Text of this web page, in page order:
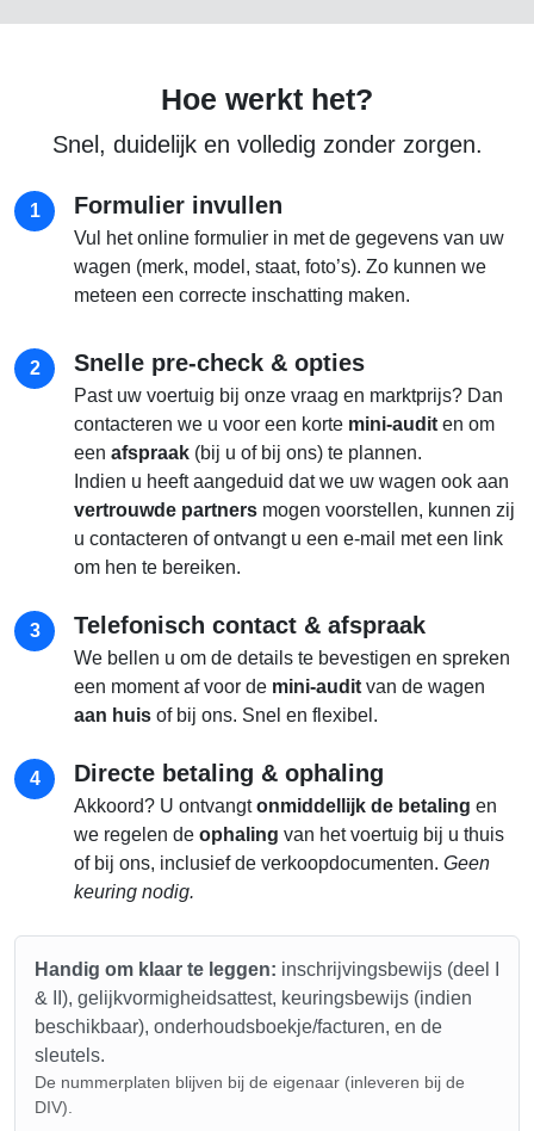
Hoe werkt het?
Snel, duidelijk en volledig zonder zorgen.
1 Formulier invullen
Vul het online formulier in met de gegevens van uw
wagen (merk, model, staat, foto’s). Zo kunnen we
meteen een correcte inschatting maken.
2 Snelle pre-check & opties
Past uw voertuig bij onze vraag en marktprijs? Dan
contacteren we u voor een korte mini-audit en om
een afspraak (bij u of bij ons) te plannen.
Indien u heeft aangeduid dat we uw wagen ook aan
vertrouwde partners mogen voorstellen, kunnen zij
u contacteren of ontvangt u een e-mail met een link
om hen te bereiken.
3 Telefonisch contact & afspraak
We bellen u om de details te bevestigen en spreken
een moment af voor de mini-audit van de wagen
aan huis of bij ons. Snel en flexibel.
4 Directe betaling & ophaling
Akkoord? U ontvangtonmiddellijk de betaling en
we regelen de ophaling van het voertuig bij u thuis
of bij ons, inclusief de verkoopdocumenten. Geen
keuring nodig.
Handig om klaar te leggen: inschrijvingsbewijs (deel I
& II), gelijkvormigheidsattest, keuringsbewijs (indien
beschikbaar), onderhoudsboekje/facturen, en de
sleutels.
De nummerplaten blijven bij de eigenaar (inleveren bij de
DIV).